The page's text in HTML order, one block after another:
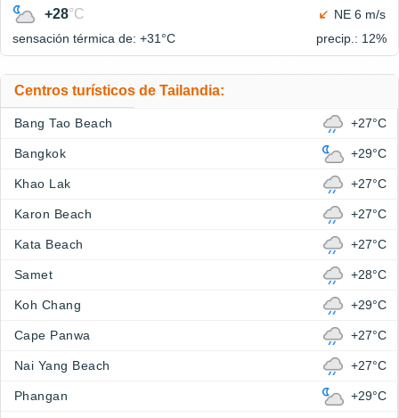
+28°C
NE 6 m/s
sensación térmica de: +31°C precip.: 12%
Centros turísticos de Tailandia:
Bang Tao Beach +27°C
Bangkok +29°C
Khao Lak +27°C
Karon Beach +27°C
Kata Beach +27°C
Samet +28°C
Koh Chang +29°C
Cape Panwa +27°C
Nai Yang Beach +27°C
Phangan +29°C